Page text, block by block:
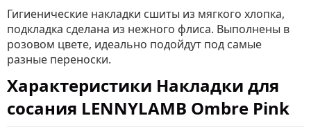
Гигиенические накладки сшиты из мягкого хлопка,
подкладка сделана из нежного флиса. Выполнены в
розовом цвете, идеально подойдут под самые
разные переноски.
Характеристики Накладки для
сосания LENNYLAMB Ombre Pink